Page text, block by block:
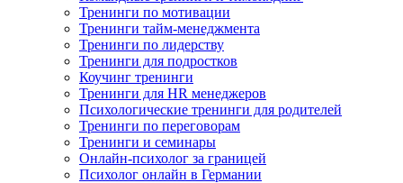
Тренинги по мотивации
Тренинги тайм-менеджмента
Тренинги по лидерству
Тренинги для подростков
Коучинг тренинги
Тренинги для HR менеджеров
Психологические тренинги для родителей
Тренинги по переговорам
Тренинги и семинары
Онлайн-психолог за границей
Психолог онлайн в Германии